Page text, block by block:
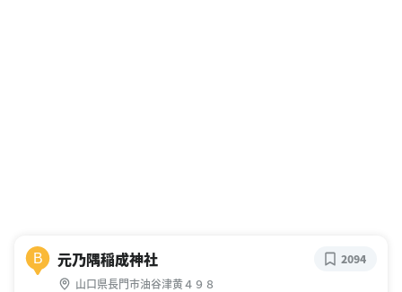
B 元乃隅稲成神社
山口県長門市油谷津黄４９８
2094